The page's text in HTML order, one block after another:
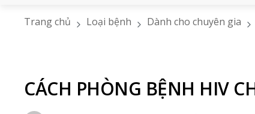
Trang chủ Loại bệnh Dành cho chuyên gia
CÁCH PHÒNG BỆNH HIV